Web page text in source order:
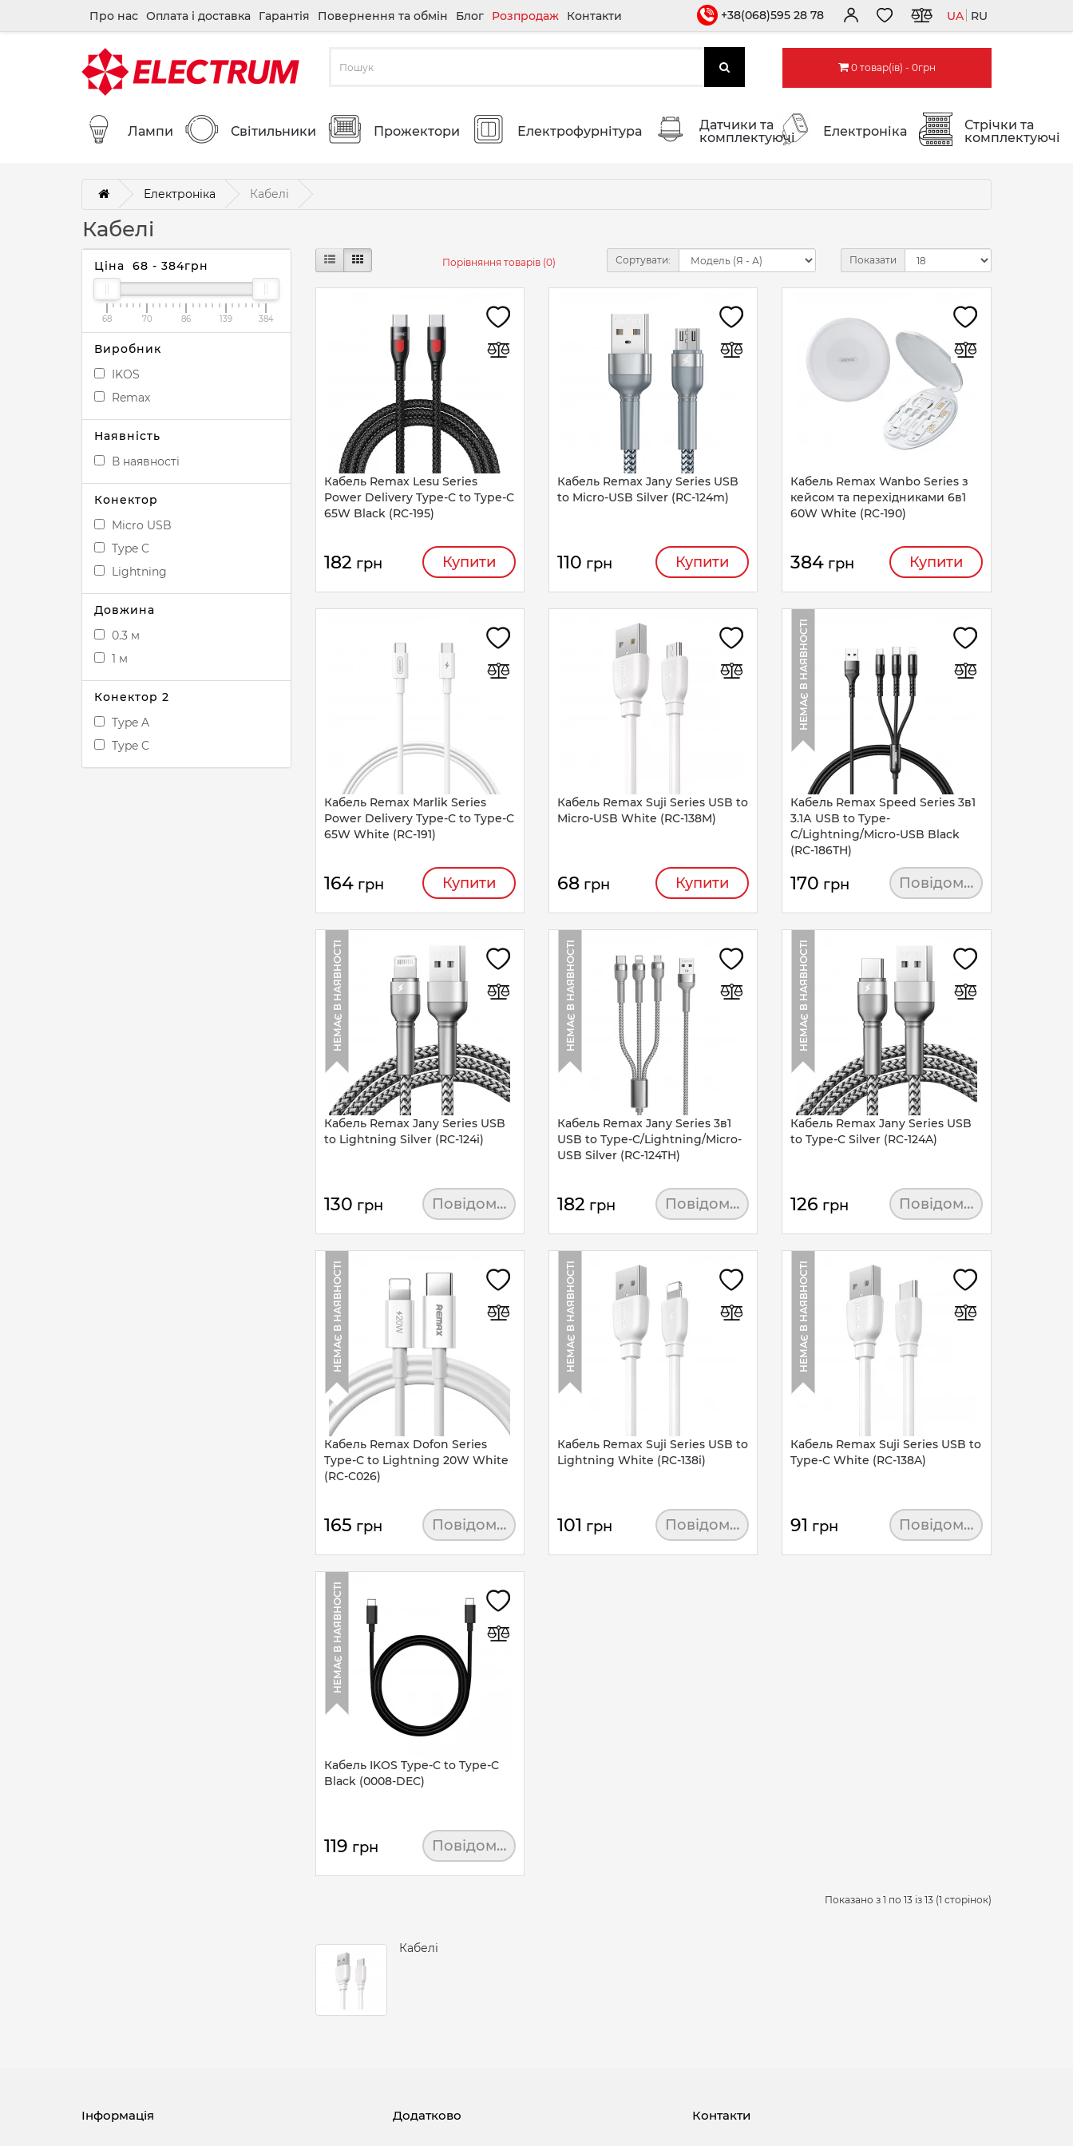
Про нас Оплата і доставка Гарантія Повернення та обмін Блог Розпродаж Контакти +38(068)595 28 78 UA RU
0 товар(ів) - 0грн
Лампи Світильники Прожектори Електрофурнітура
Датчики та
комплектуючі
Електроніка
Стрічки та
комплектуючі
Електроніка Кабелі
Кабелі
Ціна 68 - 384грн
68 70 86 139 384
Виробник
IKOS
Remax
Наявність
В наявності
Конектор
Micro USB
Type C
Lightning
Довжина
0.3 м
1 м
Конектор 2
Type A
Type C
Порівняння товарів (0) Сортувати: Показати
Кабель Remax Lesu Series
Power Delivery Type-C to Type-C
65W Black (RC-195)
182 грн Купити
Кабель Remax Jany Series USB
to Micro-USB Silver (RC-124m)
110 грн Купити
Кабель Remax Wanbo Series з
кейсом та перехідниками 6в1
60W White (RC-190)
384 грн Купити
Кабель Remax Marlik Series
Power Delivery Type-C to Type-C
65W White (RC-191)
164 грн Купити
Кабель Remax Suji Series USB to
Micro-USB White (RC-138M)
68 грн Купити
Кабель Remax Speed Series 3в1
3.1А USB to Type-
C/Lightning/Micro-USB Black
(RC-186TH)
170 грн Повідомити
НЕМАЄ В НАЯВНОСТІ
Кабель Remax Jany Series USB
to Lightning Silver (RC-124i)
130 грн Повідомити
НЕМАЄ В НАЯВНОСТІ
Кабель Remax Jany Series 3в1
USB to Type-C/Lightning/Micro-
USB Silver (RC-124TH)
182 грн Повідомити
НЕМАЄ В НАЯВНОСТІ
Кабель Remax Jany Series USB
to Type-C Silver (RC-124A)
126 грн Повідомити
НЕМАЄ В НАЯВНОСТІ
Кабель Remax Dofon Series
Type-C to Lightning 20W White
(RC-C026)
165 грн Повідомити
НЕМАЄ В НАЯВНОСТІ
Кабель Remax Suji Series USB to
Lightning White (RC-138i)
101 грн Повідомити
НЕМАЄ В НАЯВНОСТІ
Кабель Remax Suji Series USB to
Type-C White (RC-138A)
91 грн Повідомити
НЕМАЄ В НАЯВНОСТІ
Кабель IKOS Type-C to Type-C
Black (0008-DEC)
119 грн Повідомити
НЕМАЄ В НАЯВНОСТІ
Показано з 1 по 13 із 13 (1 сторінок)
Кабелі
Інформація Додатково Контакти